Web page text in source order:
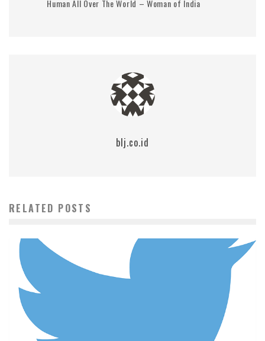
Human All Over The World – Woman of India
blj.co.id
RELATED POSTS